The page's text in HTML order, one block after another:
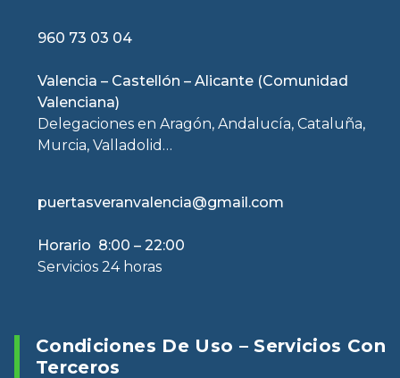
960 73 03 04
Valencia – Castellón – Alicante (Comunidad
Valenciana)
Delegaciones en Aragón, Andalucía, Cataluña,
Murcia, Valladolid…
puertasveranvalencia@gmail.com
Horario 8:00 – 22:00
Servicios 24 horas
Condiciones De Uso – Servicios Con
Terceros